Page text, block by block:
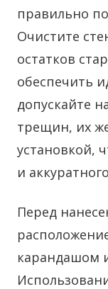
правильно
Очистите
остатков
обеспечить
допускайте
трещин, их
установкой,
и
Перед
карандашом